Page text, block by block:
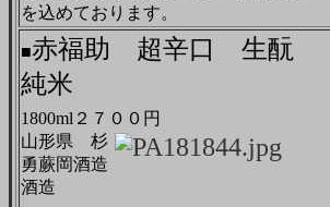
を込めております。
■赤福助 超辛口 生酛
純米
1800ml２７００円
山形県 杉
勇蕨岡酒造
酒造